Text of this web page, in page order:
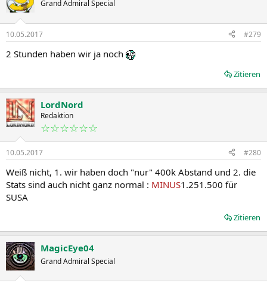
Grand Admiral Special
10.05.2017 #279
2 Stunden haben wir ja noch
Zitieren
LordNord
Redaktion
☆☆☆☆☆☆
10.05.2017 #280
Weiß nicht, 1. wir haben doch "nur" 400k Abstand und 2. die
Stats sind auch nicht ganz normal : MINUS1.251.500 für
SUSA
Zitieren
MagicEye04
Grand Admiral Special